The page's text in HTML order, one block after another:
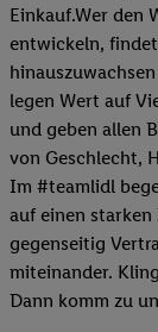
Einkauf.Wer den
entwickeln,
legen Wert auf
und geben allen
von Geschlecht,
Im #teamlidl
auf einen starken
gegenseitig
miteinander.
Dann komm zu